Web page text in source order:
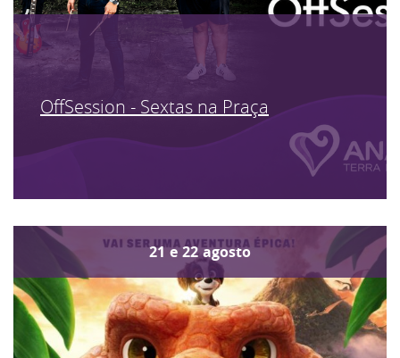
OffSession - Sextas na Praça
21 e 22 agosto